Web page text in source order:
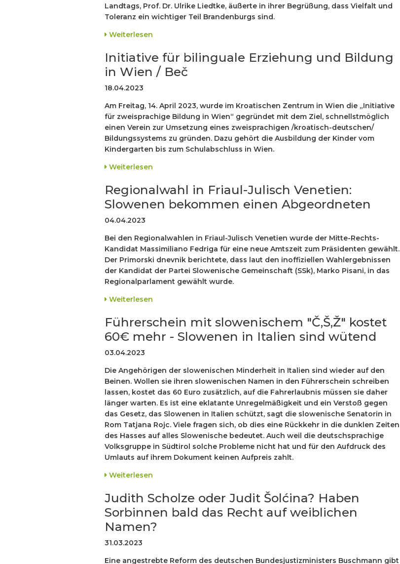
Landtags, Prof. Dr. Ulrike Liedtke, äußerte in ihrer Begrüßung, dass Vielfalt und
Toleranz ein wichtiger Teil Brandenburgs sind.
Weiterlesen
Initiative für bilinguale Erziehung und Bildung
in Wien / Beč
18.04.2023
Am Freitag, 14. April 2023, wurde im Kroatischen Zentrum in Wien die „Initiative
für zweisprachige Bildung in Wien“ gegründet mit dem Ziel, schnellstmöglich
einen Verein zur Umsetzung eines zweisprachigen /kroatisch-deutschen/
Bildungssystems zu gründen. Dazu gehört die Ausbildung der Kinder vom
Kindergarten bis zum Schulabschluss in Wien.
Weiterlesen
Regionalwahl in Friaul-Julisch Venetien:
Slowenen bekommen einen Abgeordneten
04.04.2023
Bei den Regionalwahlen in Friaul-Julisch Venetien wurde der Mitte-Rechts-
Kandidat Massimiliano Fedriga für eine neue Amtszeit zum Präsidenten gewählt.
Der Primorski dnevnik berichtete, dass laut den inoffiziellen Wahlergebnissen
der Kandidat der Partei Slowenische Gemeinschaft (SSk), Marko Pisani, in das
Regionalparlament gewählt wurde.
Weiterlesen
Führerschein mit slowenischem "Č,Š,Ž" kostet
60€ mehr - Slowenen in Italien sind wütend
03.04.2023
Die Angehörigen der slowenischen Minderheit in Italien sind wieder auf den
Beinen. Wollen sie ihren slowenischen Namen in den Führerschein schreiben
lassen, kostet das 60 Euro zusätzlich, auf die Fahrerlaubnis müssen sie daher
länger warten. Es ist eine eklatante Unregelmäßigkeit und ein Verstoß gegen
das Gesetz, das Slowenen in Italien schützt, sagt die slowenische Senatorin in
Rom Tatjana Rojc. Viele fragen sich, ob dies eine Rückkehr in die dunklen Zeiten
des Hasses auf alles Slowenische bedeutet. Auch weil die deutschsprachige
Volksgruppe in Südtirol solche Probleme nicht hat und für den Aufdruck des
Umlauts auf ihrem Dokument keinen Aufpreis zahlt.
Weiterlesen
Judith Scholze oder Judit Šolćina? Haben
Sorbinnen bald das Recht auf weiblichen
Namen?
31.03.2023
Eine angestrebte Reform des deutschen Bundesjustizministers Buschmann gibt